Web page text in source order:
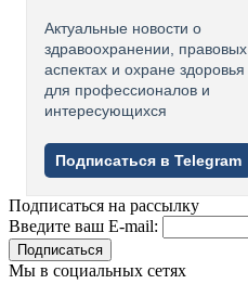
Актуальные новости о
здравоохранении, правовых
аспектах и охране здоровья
для профессионалов и
интересующихся
Подписаться в Telegram
Подписаться на рассылку
Введите ваш E-mail:
Подписаться
Мы в социальных сетях